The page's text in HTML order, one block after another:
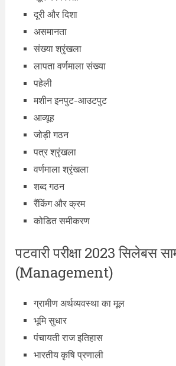
दूरी और दिशा
असमानता
संख्या श्रृंखला
लापता वर्णमाला संख्या
पहेली
मशीन इनपुट-आउटपुट
आव्यूह
जोड़ी गठन
पत्र श्रृंखला
वर्णमाला श्रृंखला
शब्द गठन
रैंकिंग और क्रम
कोडित समीकरण
पटवारी परीक्षा 2023 सिलेबस
(Management)
ग्रामीण अर्थव्यवस्था का मूल
भूमि सुधार
पंचायती राज इतिहास
भारतीय कृषि प्रणाली